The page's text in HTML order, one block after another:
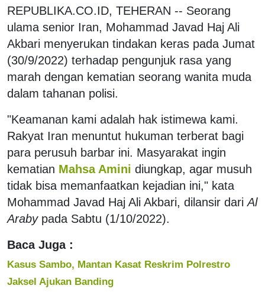
REPUBLIKA.CO.ID, TEHERAN -- Seorang
ulama senior Iran, Mohammad Javad Haj Ali
Akbari menyerukan tindakan keras pada Jumat
(30/9/2022) terhadap pengunjuk rasa yang
marah dengan kematian seorang wanita muda
dalam tahanan polisi.
"Keamanan kami adalah hak istimewa kami.
Rakyat Iran menuntut hukuman terberat bagi
para perusuh barbar ini. Masyarakat ingin
kematian Mahsa Amini diungkap, agar musuh
tidak bisa memanfaatkan kejadian ini," kata
Mohammad Javad Haj Ali Akbari, dilansir dariAl
Arabypada Sabtu (1/10/2022).
Baca Juga :
Kasus Sambo, Mantan Kasat Reskrim Polrestro
Jaksel Ajukan Banding